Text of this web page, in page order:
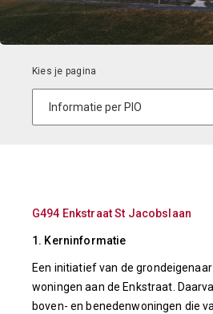
G494 Enkstraat St Jacobslaan
1. Kerninformatie
Een initiatief van de
woningen aan de Enkstraat.
boven- en benedenwoningen die